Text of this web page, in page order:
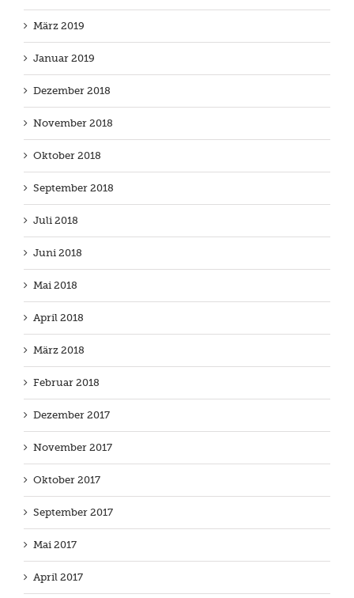
März 2019
Januar 2019
Dezember 2018
November 2018
Oktober 2018
September 2018
Juli 2018
Juni 2018
Mai 2018
April 2018
März 2018
Februar 2018
Dezember 2017
November 2017
Oktober 2017
September 2017
Mai 2017
April 2017